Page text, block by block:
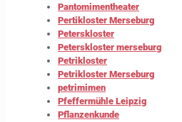
Pantomimentheater
Pertikloster Merseburg
Peterskloster
Peterskloster merseburg
Petrikloster
Petrikloster Merseburg
petrimimen
Pfeffermühle Leipzig
Pflanzenkunde